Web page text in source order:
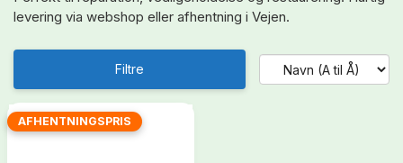
levering via webshop eller afhentning i Vejen.
Filtre
AFHENTNINGSPRIS